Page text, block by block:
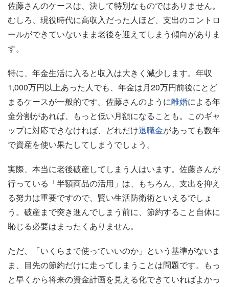
佐藤さんのケースは、決して特別なものではありません。
むしろ、現役時代に高収入だった人ほど、支出のコントロ
ールができていないまま老後を迎えてしまう傾向がありま
す。
特に、年金生活に入ると収入は大きく減少します。年収
1,000万円以上あった人でも、年金は月20万円前後にとど
まるケースが一般的です。佐藤さんのように離婚による年
金分割があれば、もっと低い月額になることも。このギャ
ップに対応できなければ、どれだけ退職金があっても数年
で資産を使い果たしてしまうでしょう。
実際、本当に老後破産してしまう人はいます。佐藤さんが
行っている「半額商品の活用」は、もちろん、支出を抑え
る努力は重要ですので、賢い生活防衛術といえるでしょ
う。破産まで突き進んでしまう前に、節約すること自体に
恥じる必要はまったくありません。
ただ、「いくらまで使っていいのか」という基準がないま
ま、目先の節約だけに走ってしまうことは問題です。もっ
と早くから将来の資金計画を見える化できていればよかっ